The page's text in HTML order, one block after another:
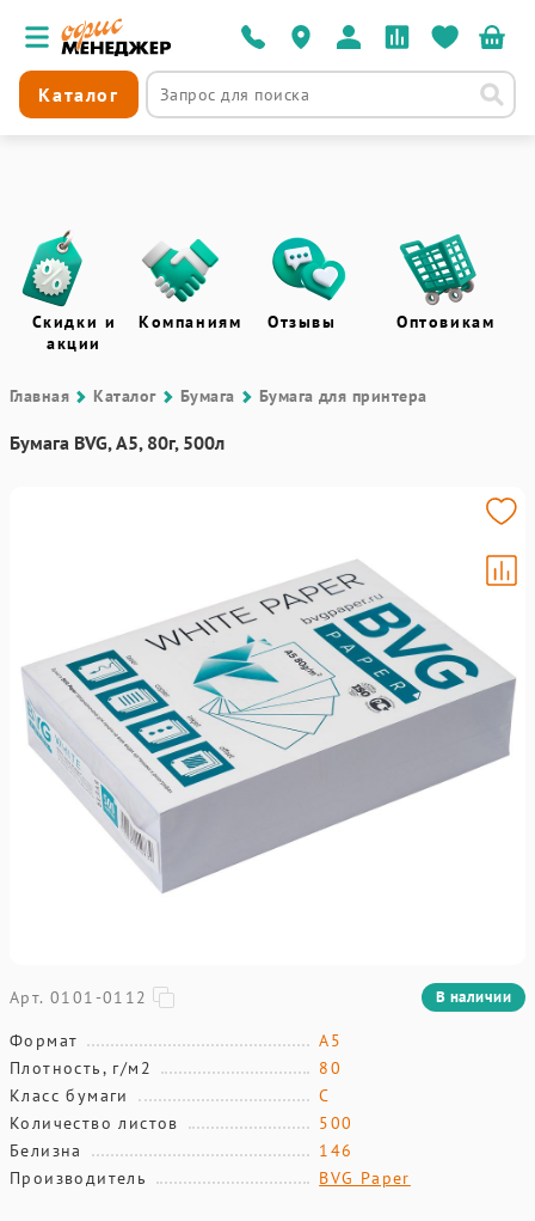
Каталог
Скидки и
акции
Компаниям Отзывы Оптовикам
Главная Каталог Бумага Бумага для принтера
Бумага BVG, А5, 80г, 500л
Арт. 0101-0112 В наличии
Формат
A5
Плотность, г/м2
80
Класс бумаги
С
Количество листов
500
Белизна
146
Производитель
BVG Paper